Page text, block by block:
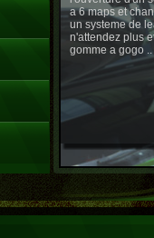
a 6 maps et
un systeme de
n'attendez plus
gomme a gogo ..